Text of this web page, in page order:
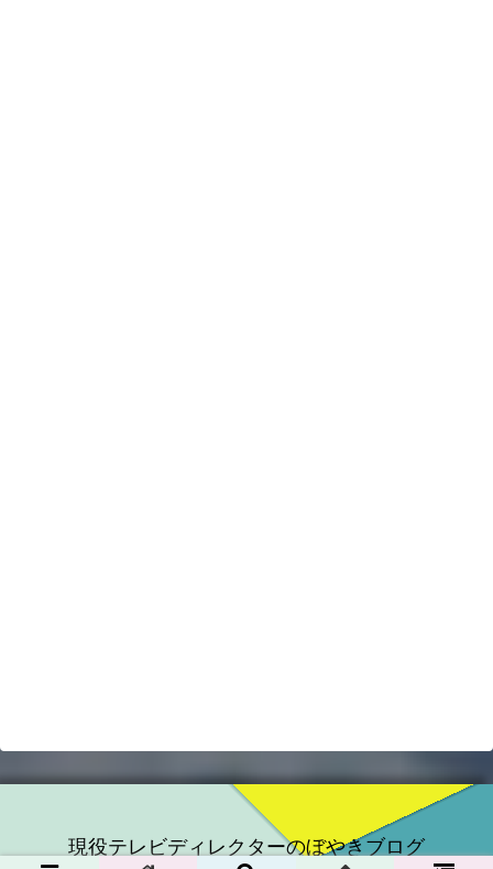
現役テレビディレクターのぼやきブログ